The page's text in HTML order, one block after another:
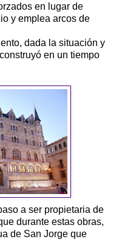
en lugar de
y emplea arcos de
dada la situación y
en un tiempo
a ser propietaria de
durante estas obras,
de San Jorge que